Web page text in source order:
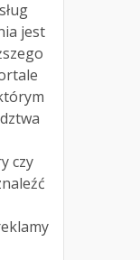
jest
czy